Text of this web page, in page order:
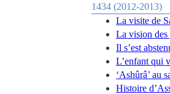
1434 (2012-2013)
La visite de
La vision des
Il s’est
L’enfant qui
‘Ashûrâ’ au
Histoire